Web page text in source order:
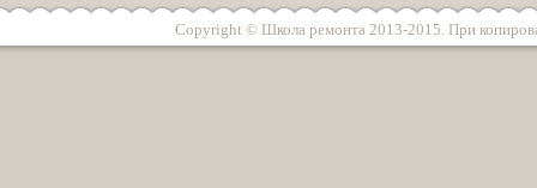
Copyright © Школа ремонта 2013-2015. При